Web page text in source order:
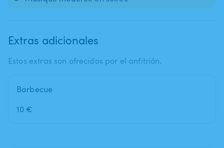
Extras adicionales
Estos extras son ofrecidos por el anfitrión.
Barbecue
10 €